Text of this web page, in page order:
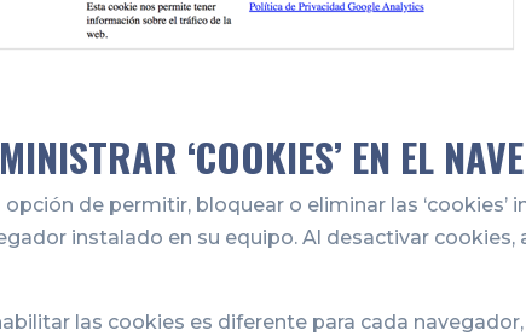
‘COOKIES’ EN EL
opción de permitir, bloquear o eliminar las
instalado en su equipo. Al desactivar
las cookies es diferente para cada